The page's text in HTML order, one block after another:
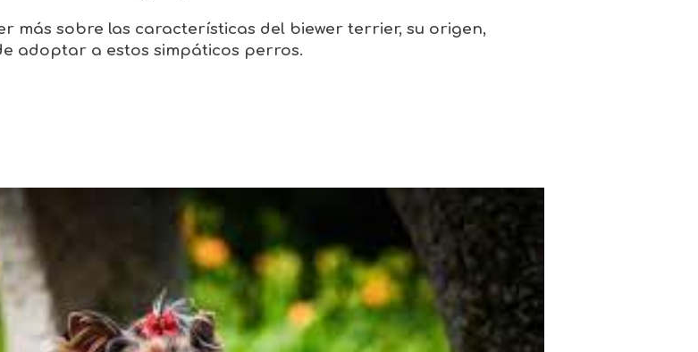
más sobre las características del biewer terrier, su origen,
adoptar a estos simpáticos perros.